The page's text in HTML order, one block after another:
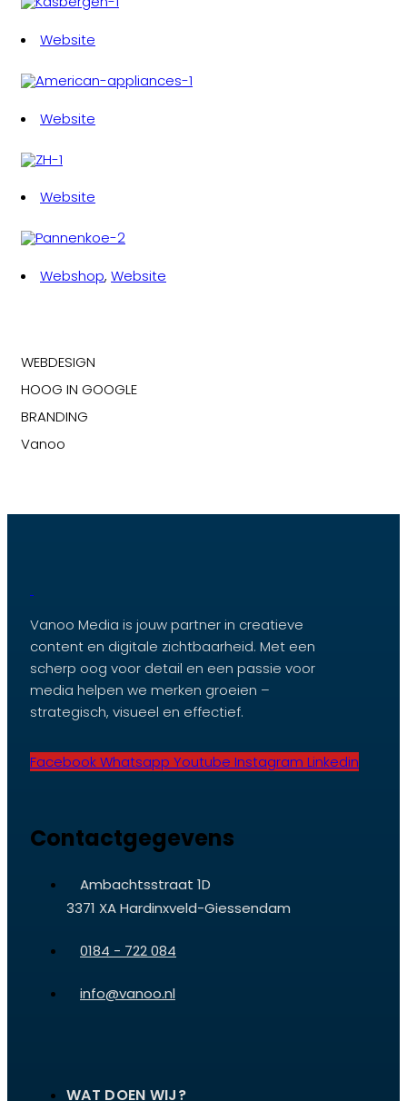
Website
Website
Website
Webshop, Website
WEBDESIGN
HOOG IN GOOGLE
BRANDING
Vanoo
Vanoo Media is jouw partner in creatieve
content en digitale zichtbaarheid. Met een
scherp oog voor detail en een passie voor
media helpen we merken groeien –
strategisch, visueel en effectief.
FacebookWhatsapp Youtube Instagram Linkedin
Contactgegevens
Ambachtsstraat 1D
3371 XA Hardinxveld-Giessendam
0184 - 722 084
info@vanoo.nl
WAT DOEN WIJ?